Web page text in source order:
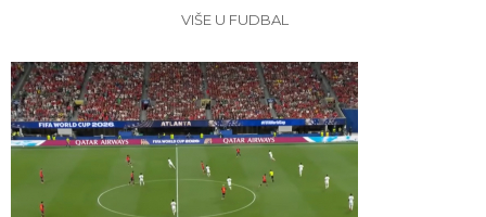
VIŠE U FUDBAL